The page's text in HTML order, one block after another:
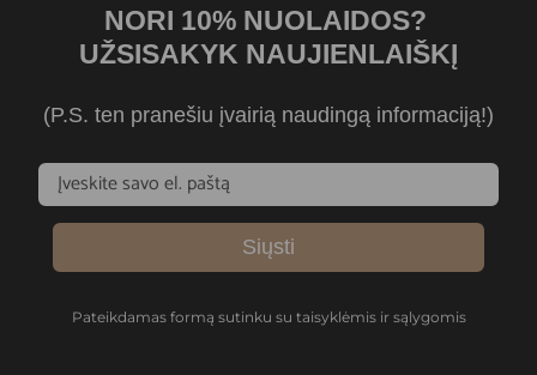
NORI 10% NUOLAIDOS?
UŽSISAKYK NAUJIENLAIŠKĮ
(P.S. ten pranešiu įvairią naudingą informaciją!)
Siųsti
Pateikdamas formą sutinku su taisyklėmis ir sąlygomis